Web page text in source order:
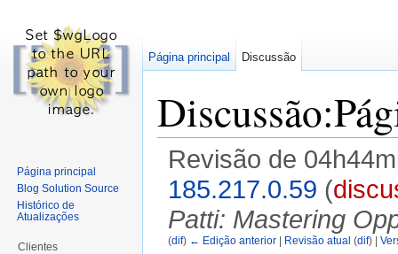
Revisão de
185.217.0.59 (
Patti: Mastering
(dif) ← Edição anterior| Revisão atual (dif) |
Página principal Discussão
Página principal
Blog Solution Source
Histórico de
Atualizações
Clientes